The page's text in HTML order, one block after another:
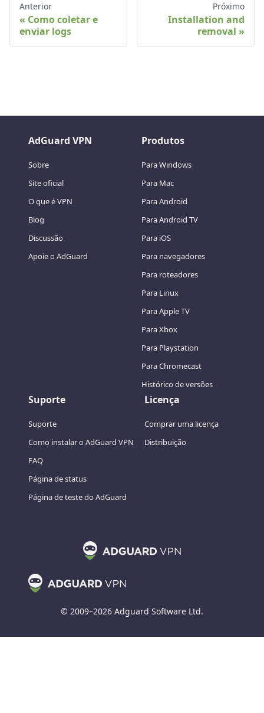
Anterior
Como coletar e
enviar logs
Próximo
Installation and
removal
AdGuard VPN
Sobre
Site oficial
O que é VPN
Blog
Discussão
Apoie o AdGuard
Produtos
Para Windows
Para Mac
Para Android
Para Android TV
Para iOS
Para navegadores
Para roteadores
Para Linux
Para Apple TV
Para Xbox
Para Playstation
Para Chromecast
Histórico de versões
Suporte
Suporte
Como instalar o AdGuard VPN
FAQ
Página de status
Página de teste do AdGuard
Licença
Comprar uma licença
Distribuição
© 2009–2026 Adguard Software Ltd.